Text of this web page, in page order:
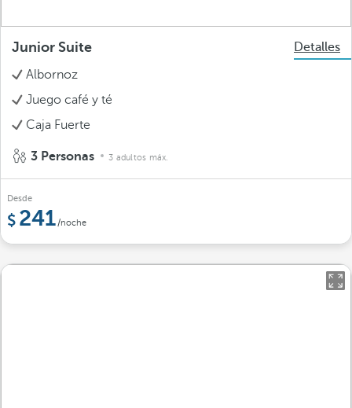
Junior Suite
Detalles
Albornoz
Juego café y té
Caja Fuerte
3 Personas 3 adultos máx.
Desde
241 /noche